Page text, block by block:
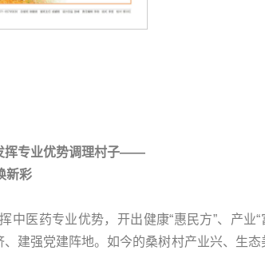
挥专业优势调理村子——
新彩
医药专业优势，开出健康“惠民方”、产业“
建强党建阵地。如今的桑树村产业兴、生态